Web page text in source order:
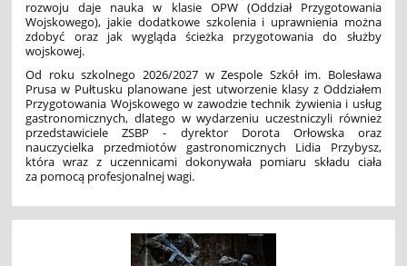
rozwoju daje nauka w klasie OPW (Oddział Przygotowania
Wojskowego), jakie dodatkowe szkolenia i uprawnienia można
zdobyć oraz jak wygląda ścieżka przygotowania do służby
wojskowej.
Od roku szkolnego 2026/2027 w Zespole Szkół im. Bolesława
Prusa w Pułtusku planowane jest utworzenie klasy z Oddziałem
Przygotowania Wojskowego w zawodzie technik żywienia i usług
gastronomicznych, dlatego w wydarzeniu uczestniczyli również
przedstawiciele ZSBP - dyrektor Dorota Orłowska oraz
nauczycielka przedmiotów gastronomicznych Lidia Przybysz,
która wraz z uczennicami dokonywała pomiaru składu ciała
za pomocą profesjonalnej wagi.